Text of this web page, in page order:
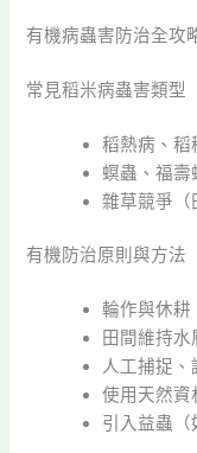
有機病蟲害防治全攻
常見稻米病蟲害類型
稻熱病、稻
螟蟲、福壽
雜草競爭（
有機防治原則與方法
輪作與休耕
田間維持
人工捕捉、
使用天然資
引入益蟲（